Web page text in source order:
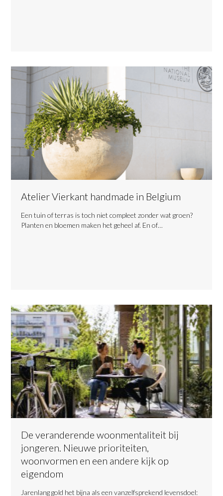
Atelier Vierkant handmade in Belgium
​Een tuin of terras is toch niet compleet zonder wat groen?
Planten en bloemen maken het geheel af. En of…
De veranderende woonmentaliteit bij
jongeren. Nieuwe prioriteiten,
woonvormen en een andere kijk op
eigendom
​Jarenlang gold het bijna als een vanzelfsprekend levensdoel: